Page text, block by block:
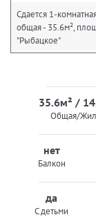
Сдается 1-
общая - 35.6м²,
"Рыбацкое"
35.6м² /
Общая/
нет
Балкон
да
С детьми